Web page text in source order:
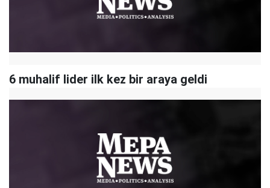
6 muhalif lider ilk kez bir araya geldi